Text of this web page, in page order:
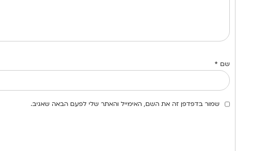
שם *
שמור בדפדפן זה את השם, האימייל והאתר שלי לפעם הבאה שאגיב.